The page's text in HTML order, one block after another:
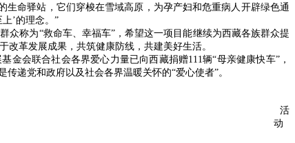
生命驿站，它们穿梭在雪域高原，为孕产妇和危重病人开辟绿色通
’的理念。”
众称为“救命车、幸福车”，希望这一项目能继续为西藏各族群众提
改革发展成果，共筑健康防线，共建美好生活。
金会联合社会各界爱心力量已向西藏捐赠111辆“母亲健康快车”，
递党和政府以及社会各界温暖关怀的“爱心使者”。
活
动